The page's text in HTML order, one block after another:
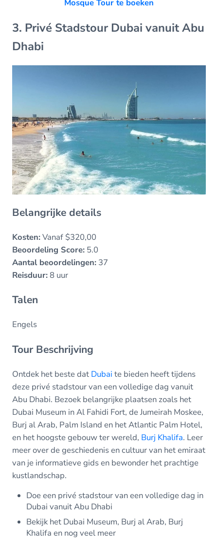
Mosque Tour te boeken
3. Privé Stadstour Dubai vanuit Abu
Dhabi
Belangrijke details
Kosten:Vanaf $320,00
Beoordeling Score:5.0
Aantal beoordelingen:37
Reisduur:8 uur
Talen
Engels
Tour Beschrijving
Ontdek het beste dat Dubai te bieden heeft tijdens
deze privé stadstour van een volledige dag vanuit
Abu Dhabi. Bezoek belangrijke plaatsen zoals het
Dubai Museum in Al Fahidi Fort, de Jumeirah Moskee,
Burj al Arab, Palm Island en het Atlantic Palm Hotel,
en het hoogste gebouw ter wereld, Burj Khalifa. Leer
meer over de geschiedenis en cultuur van het emiraat
van je informatieve gids en bewonder het prachtige
kustlandschap.
Doe een privé stadstour van een volledige dag in
Dubai vanuit Abu Dhabi
Bekijk het Dubai Museum, Burj al Arab, Burj
Khalifa en nog veel meer